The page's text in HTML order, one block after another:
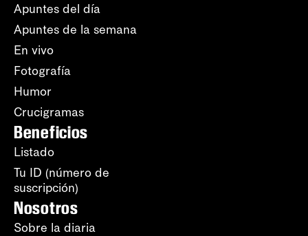
Apuntes del día
Apuntes de la semana
En vivo
Fotografía
Humor
Crucigramas
Beneficios
Listado
Tu ID (número de
suscripción)
Nosotros
Sobre la diaria